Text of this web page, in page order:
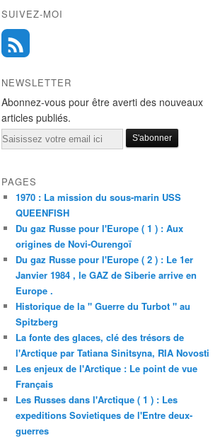
SUIVEZ-MOI
NEWSLETTER
Abonnez-vous pour être averti des nouveaux
articles publiés.
Email
PAGES
1970 : La mission du sous-marin USS
QUEENFISH
Du gaz Russe pour l'Europe ( 1 ) : Aux
origines de Novi-Ourengoï
Du gaz Russe pour l'Europe ( 2 ) : Le 1er
Janvier 1984 , le GAZ de Siberie arrive en
Europe .
Historique de la " Guerre du Turbot " au
Spitzberg
La fonte des glaces, clé des trésors de
l'Arctique par Tatiana Sinitsyna, RIA Novosti
Les enjeux de l'Arctique : Le point de vue
Français
Les Russes dans l'Arctique ( 1 ) : Les
expeditions Sovietiques de l'Entre deux-
guerres